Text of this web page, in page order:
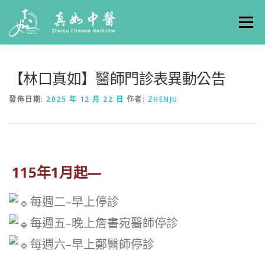
選單
【林口真如】醫師門診表異動公告
發佈日期: 2025 年 12 月 22 日 作者: ZHENJU
115年1月起—
每週二–早上停診
每週五–晚上詹書宛醫師停診
每週六–早上鄭醫師停診